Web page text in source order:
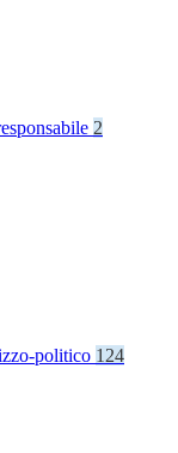
2
politico 124